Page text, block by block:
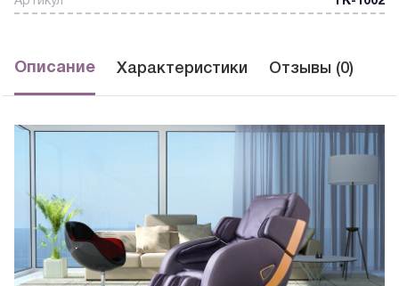
Описание Характеристики Отзывы (0)